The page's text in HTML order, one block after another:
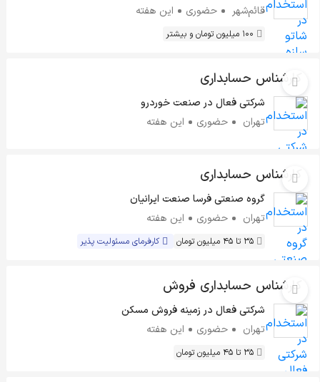
قائم‌شهر
حضوری این هفته
100 میلیون تومان و بیشتر
کارشناس حسابداری
شرکتی فعال در صنعت خوردرو
تهران
حضوری این هفته
کارشناس حسابداری
گروه صنعتی فرسا صنعت ایرانیان
تهران
حضوری این هفته
35 تا 45 میلیون تومان کارفرمای مسئولیت پذیر
کارشناس حسابداری فروش
شرکتی فعال در زمینه فروش مسکن
تهران
حضوری این هفته
35 تا 45 میلیون تومان